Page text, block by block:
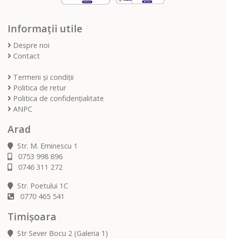
Informații utile
Despre noi
Contact
Termeni și condiții
Politica de retur
Politica de confidențialitate
ANPC
Arad
Str. M. Eminescu 1
0753 998 896
0746 311 272
Str. Poetului 1C
0770 465 541
Timișoara
Str Sever Bocu 2 (Galeria 1)